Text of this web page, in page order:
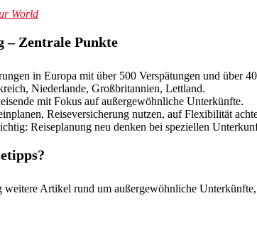
World
– Zentrale Punkte
in Europa mit über 500 Verspätungen und über
Niederlande, Großbritannien, Lettland.
mit Fokus auf außergewöhnliche Unterkünfte.
Reiseversicherung nutzen, auf Flexibilität
Reiseplanung neu denken bei speziellen
Artikel rund um außergewöhnliche